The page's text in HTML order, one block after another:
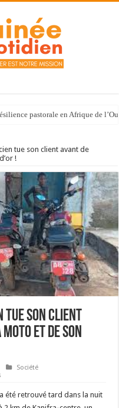
pastorale en Afrique de
tue son client avant de
!
tue son client
moto et de son
Société
été retrouvé tard dans la nuit